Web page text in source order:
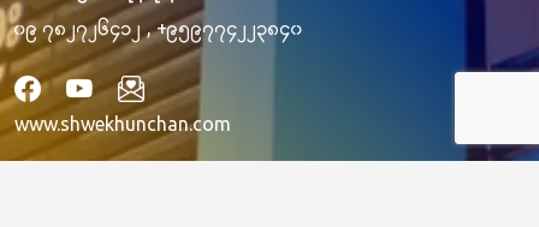
၀၉ ၇၈၂၇၂၆၄၁၂ ,+၉၅၉၇၇၄၂၂၃၈၄၀
www.shwekhunchan.com